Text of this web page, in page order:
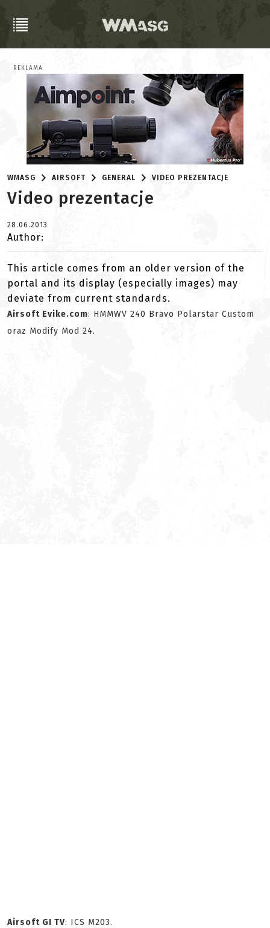
REKLAMA
WMASG AIRSOFT GENERAL VIDEO PREZENTACJE
Video prezentacje
28.06.2013
Author:
This article comes from an older version of the
portal and its display (especially images) may
deviate from current standards.
Airsoft Evike.com: HMMWV 240 Bravo Polarstar Custom
oraz Modify Mod 24.
Airsoft GI TV: ICS M203.